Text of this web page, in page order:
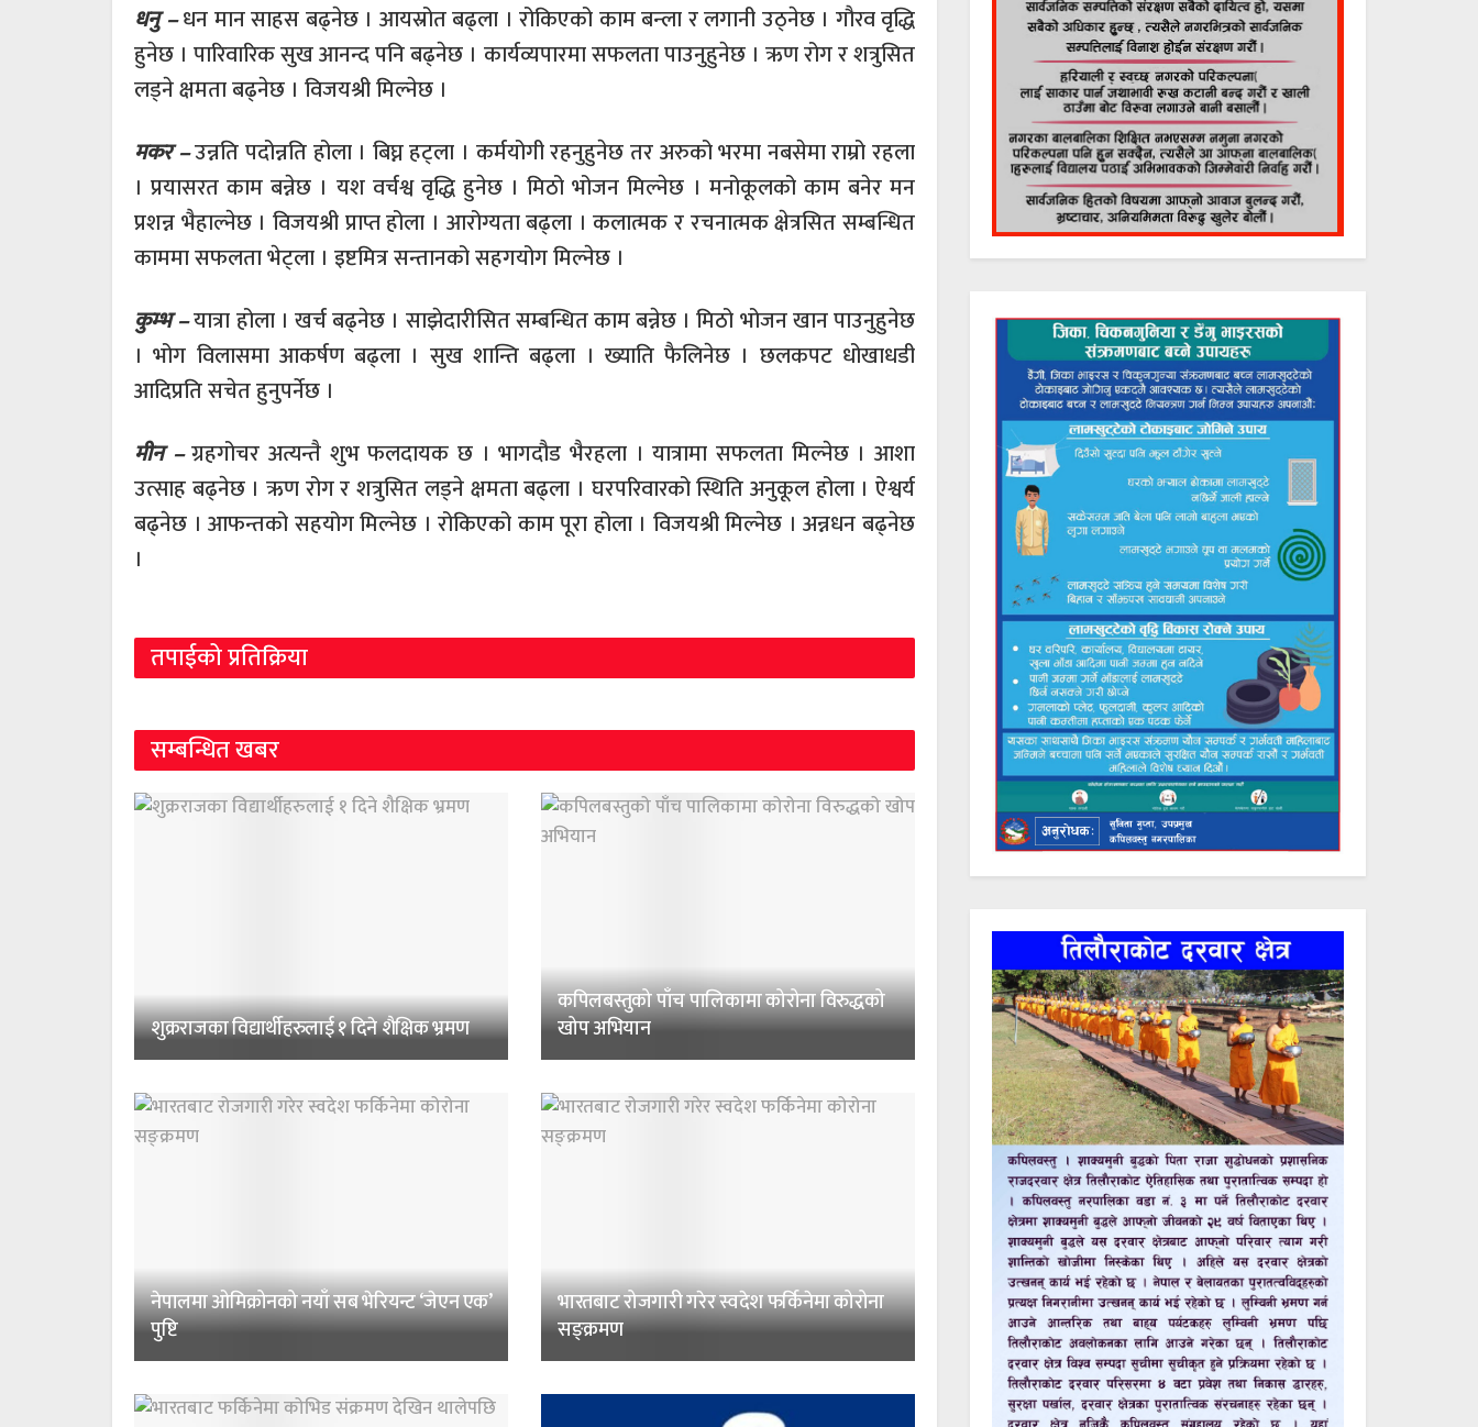
धनु –धन मान साहस बढ्नेछ । आयस्रोत बढ्ला । रोकिएको काम बन्ला र लगानी उठ्नेछ । गौरव वृद्धि
हुनेछ । पारिवारिक सुख आनन्द पनि बढ्नेछ । कार्यव्यपारमा सफलता पाउनुहुनेछ । ऋण रोग र शत्रुसित
लड्ने क्षमता बढ्नेछ । विजयश्री मिल्नेछ ।
मकर –उन्नति पदोन्नति होला । बिघ्न हट्ला । कर्मयोगी रहनुहुनेछ तर अरुको भरमा नबसेमा राम्रो रहला
। प्रयासरत काम बन्नेछ । यश वर्चश्व वृद्धि हुनेछ । मिठो भोजन मिल्नेछ । मनोकूलको काम बनेर मन
प्रशन्न भैहाल्नेछ । विजयश्री प्राप्त होला । आरोग्यता बढ्ला । कलात्मक र रचनात्मक क्षेत्रसित सम्बन्धित
काममा सफलता भेट्ला । इष्टमित्र सन्तानको सहगयोग मिल्नेछ ।
कुम्भ –यात्रा होला । खर्च बढ्नेछ । साझेदारीसित सम्बन्धित काम बन्नेछ । मिठो भोजन खान पाउनुहुनेछ
। भोग विलासमा आकर्षण बढ्ला । सुख शान्ति बढ्ला । ख्याति फैलिनेछ । छलकपट धोखाधडी
आदिप्रति सचेत हुनुपर्नेछ ।
मीन –ग्रहगोचर अत्यन्तै शुभ फलदायक छ । भागदौड भैरहला । यात्रामा सफलता मिल्नेछ । आशा
उत्साह बढ्नेछ । ऋण रोग र शत्रुसित लड्ने क्षमता बढ्ला । घरपरिवारको स्थिति अनुकूल होला । ऐश्वर्य
बढ्नेछ । आफन्तको सहयोग मिल्नेछ । रोकिएको काम पूरा होला । विजयश्री मिल्नेछ । अन्नधन बढ्नेछ
।
तपाईको प्रतिक्रिया
सम्बन्धित खबर
शुक्रराजका विद्यार्थीहरुलाई १ दिने शैक्षिक भ्रमण
कपिलबस्तुको पाँच पालिकामा कोरोना विरुद्धको
खोप अभियान
नेपालमा ओमिक्रोनको नयाँ सब भेरियन्ट ‘जेएन एक’
पुष्टि
भारतबाट रोजगारी गरेर स्वदेश फर्किनेमा कोरोना
सङ्क्रमण